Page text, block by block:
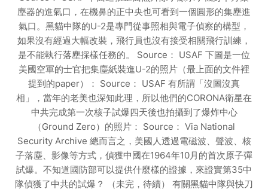
塵器的進氣口，在機鼻的正中央也可看到一個圓形的集塵進
氣口。黑貓中隊的U-2是專門從事照相與電子偵察的構型，
如果沒有經過大幅改裝，飛行員也沒有接受相關飛行訓練，
是不能執行落塵採樣任務的。 Source： USAF 下圖是一位
美國空軍的士官把集塵紙裝進U-2的照片（最上面的文件裡
提到的paper）： Source： USAF 有所謂「沒圖沒真
相」，當年的老美也深知此理，所以他們的CORONA衛星在
中共完成第一次核子試爆四天後也拍攝到了爆炸中心
（Ground Zero）的照片： Source： Via National
Security Archive 總而言之，美國人透過電磁波、聲波、核
子落塵、影像等方式，偵獲中國在1964年10月的首次原子彈
試爆。不知道國防部可以提供什麼樣的證據，來證實第35中
隊偵獲了中共的試爆？ （未完，待續） 有關黑貓中隊與快刀